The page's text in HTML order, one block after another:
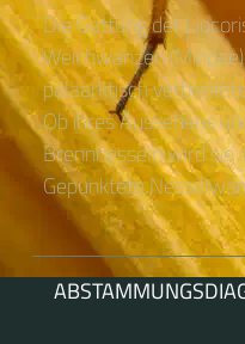
Die Gattung der
Weichwanzen
paläarktisch
Ob ihres Aussehens
Brennnesseln wird sie
Gepunktete